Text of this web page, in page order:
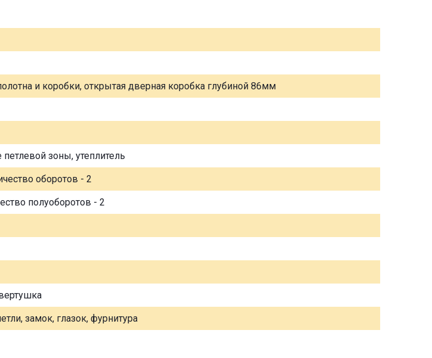
и коробки, открытая дверная коробка глубиной 86мм
зоны, утеплитель
оборотов - 2
полуоборотов - 2
замок, глазок, фурнитура